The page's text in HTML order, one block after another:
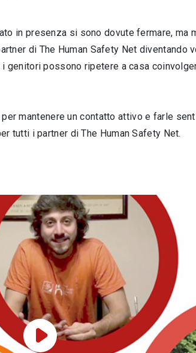
in presenza si sono dovute fermare, ma
di The Human Safety Net diventando
possono ripetere a casa
mantenere un contatto attivo e farle
tutti i partner di The Human Safety Net.
Play Video